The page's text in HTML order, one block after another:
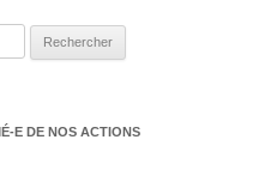
E DE NOS ACTIONS